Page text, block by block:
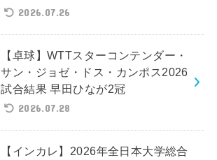
2026.07.26
【卓球】WTTスターコンテンダー・
サン・ジョゼ・ドス・カンポス2026
試合結果 早田ひなが2冠
2026.07.28
【インカレ】2026年全日本大学総合